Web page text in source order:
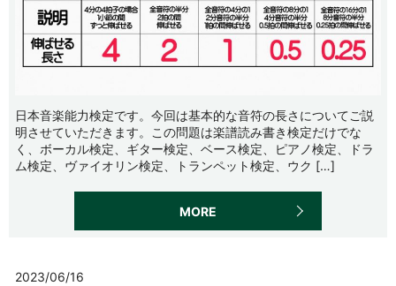
日本音楽能力検定です。今回は基本的な音符の長さについてご説
明させていただきます。この問題は楽譜読み書き検定だけでな
く、ボーカル検定、ギター検定、ベース検定、ピアノ検定、ドラ
ム検定、ヴァイオリン検定、トランペット検定、ウク […]
MORE
2023/06/16